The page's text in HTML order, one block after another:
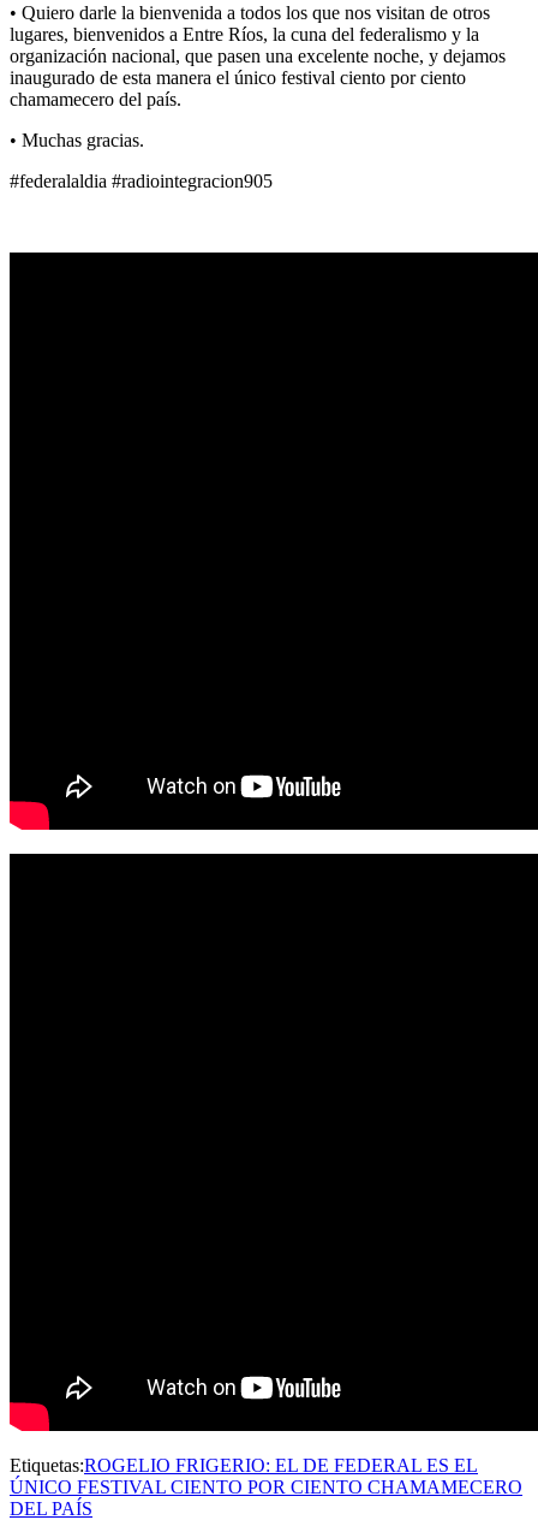
• Quiero darle la bienvenida a todos los que nos visitan de otros
lugares, bienvenidos a Entre Ríos, la cuna del federalismo y la
organización nacional, que pasen una excelente noche, y dejamos
inaugurado de esta manera el único festival ciento por ciento
chamamecero del país.
• Muchas gracias.
#federalaldia #radiointegracion905
Etiquetas:ROGELIO FRIGERIO: EL DE FEDERAL ES EL
ÚNICO FESTIVAL CIENTO POR CIENTO CHAMAMECERO
DEL PAÍS